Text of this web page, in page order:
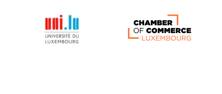
Lucas Papademos
Máire Geoghegan-Quinn